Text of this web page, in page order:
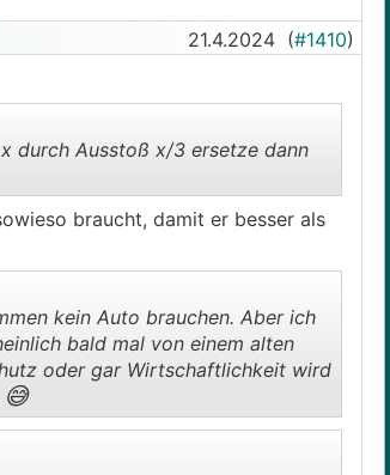
21.4.2024 (#1410)
durch Ausstoß x/3 ersetze dann
braucht, damit er besser als
kein Auto brauchen. Aber ich
bald mal von einem alten
oder gar Wirtschaftlichkeit wird
😅